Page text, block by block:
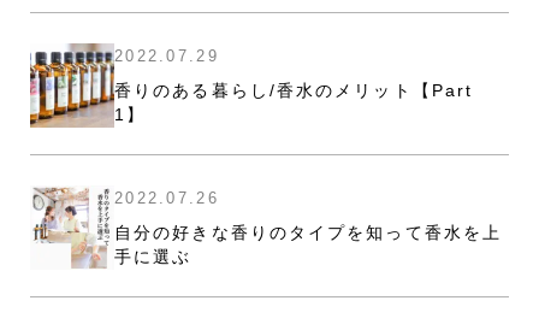
2022.07.29
香りのある暮らし/香水のメリット【Part
1】
2022.07.26
自分の好きな香りのタイプを知って香水を上
手に選ぶ